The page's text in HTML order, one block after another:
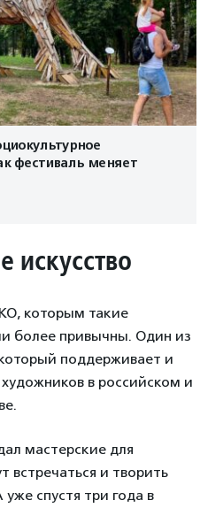
фестиваль меняет
искусство
которым такие
более привычны. Один из
поддерживает и
в российском и
мастерские для
встречаться и творить
спустя три года в